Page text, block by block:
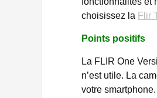
choisissez la Flir
Points positifs
La FLIR One
n’est utile. La
votre